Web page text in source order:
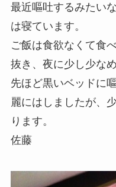
最近嘔吐するみたい
は寝ています。
ご飯は食欲なくて食
抜き、夜に少し少な
先ほど黒いベッドに
麗にはしましたが、
ります。
佐藤